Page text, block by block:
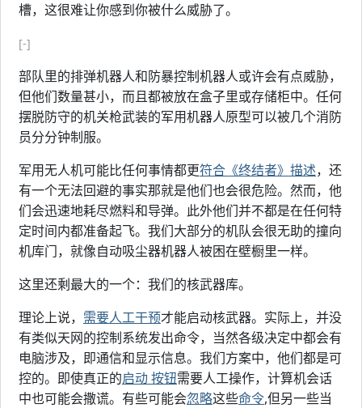
槽，这很难让你感到你被什么威胁了。
[-]
部队里的排弹机器人和防暴控制机器人或许会有点威胁，
但他们数量甚小，而且都被放在盒子里或存储柜中。任何
摆脱防守的机关枪武装的军用机器人原型可以被几个消防
员分分钟制服。
军用无人机可能比任何事情都更符合《终结者》描述，还
有一个无法回避的事实那就是他们也会很危险。然而，他
们会迅速地耗尽燃料和导弹。此外他们并不都是在任何特
定时间内都准备起飞。我们大部分的机队会很无助的撞向
机库门，就像自动吸尘器机器人被困在壁橱里一样。
这里还剩最大的一个：我们的核武器库。
理论上说， 需要人工干预才能启动核武器。实际上，并没
有类似天网的控制系统发出命令，当然各级决定中都会有
电脑涉及，即通信和显示信息。我们方案中，他们都是可
控的。即使真正的启动 按钮需要人工操作，计算机会话
中也可能会撒谎。有些可能会忽略这些命令,但另一些当